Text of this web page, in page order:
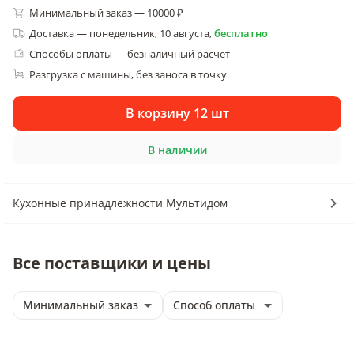
Минимальный заказ — 10000 ₽
Доставка— понедельник, 10 августа,бесплатно
Способы оплаты — безналичный расчет
Разгрузка с машины, без заноса в точку
В корзину 12 шт
В наличии
Кухонные принадлежности Мультидом
Все поставщики и цены
Минимальный заказ Способ оплаты